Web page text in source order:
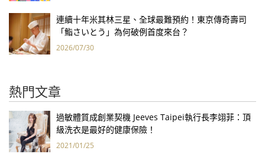
連續十年米其林三星、全球最難預約！東京傳奇壽司
「鮨さいとう」為何破例首度來台？
2026/07/30
熱門文章
過敏體質成創業契機 Jeeves Taipei執行長李翊菲：頂
級洗衣是最好的健康保險！
2021/01/25